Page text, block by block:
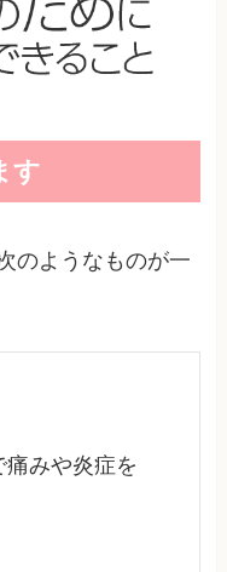
す
のようなものが一
みや炎症を